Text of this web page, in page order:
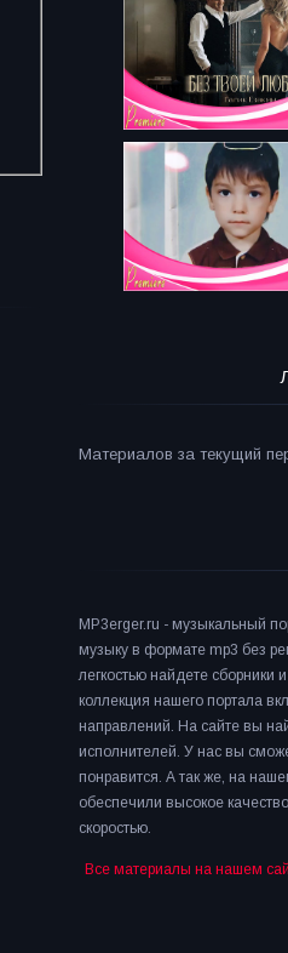
Материалов за текущий
MP3erger.ru - музыкальный
музыку в формате mp3 без
легкостью найдете
коллекция нашего портала
направлений. На сайте вы
исполнителей. У нас вы
понравится. А так же, на
обеспечили высокое
скоростью.
Все материалы на нашем